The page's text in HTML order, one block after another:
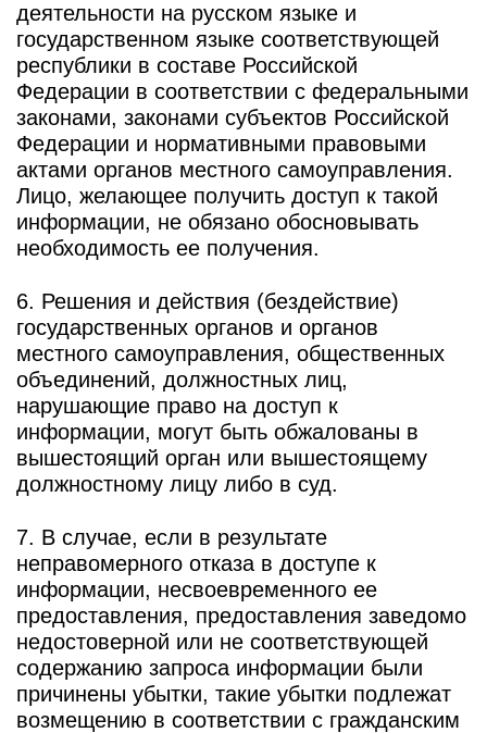
деятельности на русском языке и
государственном языке соответствующей
республики в составе Российской
Федерации в соответствии с федеральными
законами, законами субъектов Российской
Федерации и нормативными правовыми
актами органов местного самоуправления.
Лицо, желающее получить доступ к такой
информации, не обязано обосновывать
необходимость ее получения.
6. Решения и действия (бездействие)
государственных органов и органов
местного самоуправления, общественных
объединений, должностных лиц,
нарушающие право на доступ к
информации, могут быть обжалованы в
вышестоящий орган или вышестоящему
должностному лицу либо в суд.
7. В случае, если в результате
неправомерного отказа в доступе к
информации, несвоевременного ее
предоставления, предоставления заведомо
недостоверной или не соответствующей
содержанию запроса информации были
причинены убытки, такие убытки подлежат
возмещению в соответствии с гражданским